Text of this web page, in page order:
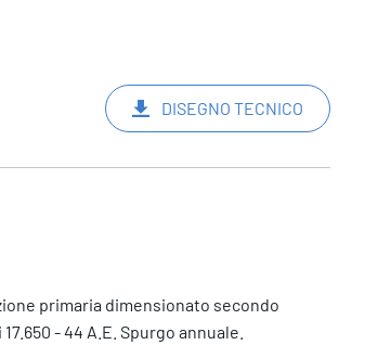
DISEGNO TECNICO
primaria dimensionato secondo
- 44 A.E. Spurgo annuale.